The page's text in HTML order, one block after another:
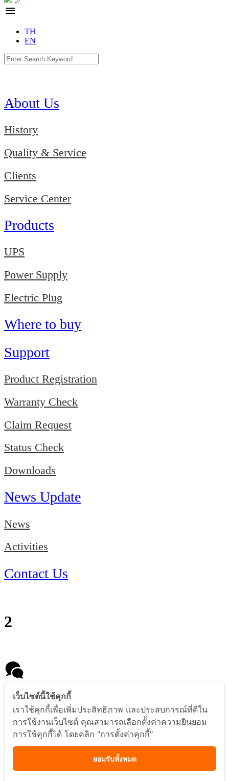
menu
TH
EN
Search
for:
About Us
History
Quality & Service
Clients
Service Center
Products
UPS
Power Supply
Electric Plug
Where to buy
Support
Product Registration
Warranty Check
Claim Request
Status Check
Downloads
News Update
News
Activities
Contact Us
2
Message us
เว็บไซต์นี้ใช้คุกกี้
เราใช้คุกกี้เพื่อเพิ่มประสิทธิภาพ และประสบการณ์ที่ดีใน
การใช้งานเว็บไซต์ คุณสามารถเลือกตั้งค่าความยินยอม
การใช้คุกกี้ได้ โดยคลิก "การตั้งค่าคุกกี้"
ยอมรับทั้งหมด